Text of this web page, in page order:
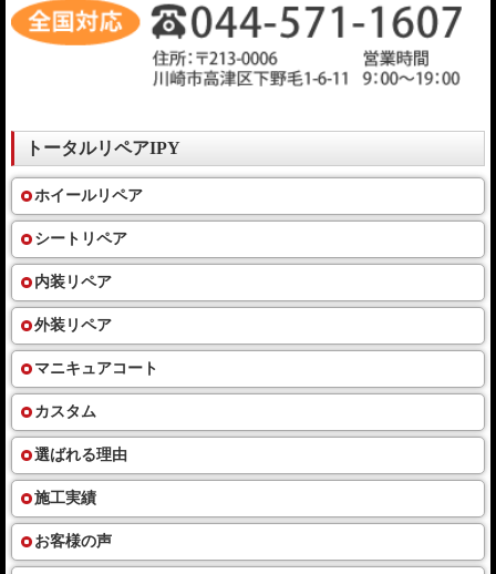
トータルリペアIPY
ホイールリペア
シートリペア
内装リペア
外装リペア
マニキュアコート
カスタム
選ばれる理由
施工実績
お客様の声